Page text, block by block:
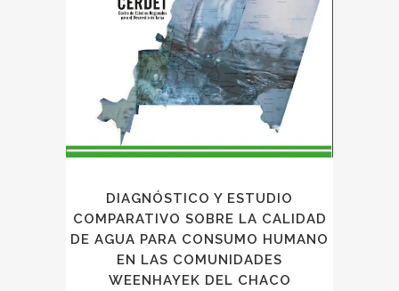
DIAGNÓSTICO Y ESTUDIO
COMPARATIVO SOBRE LA CALIDAD
DE AGUA PARA CONSUMO HUMANO
EN LAS COMUNIDADES
WEENHAYEK DEL CHACO